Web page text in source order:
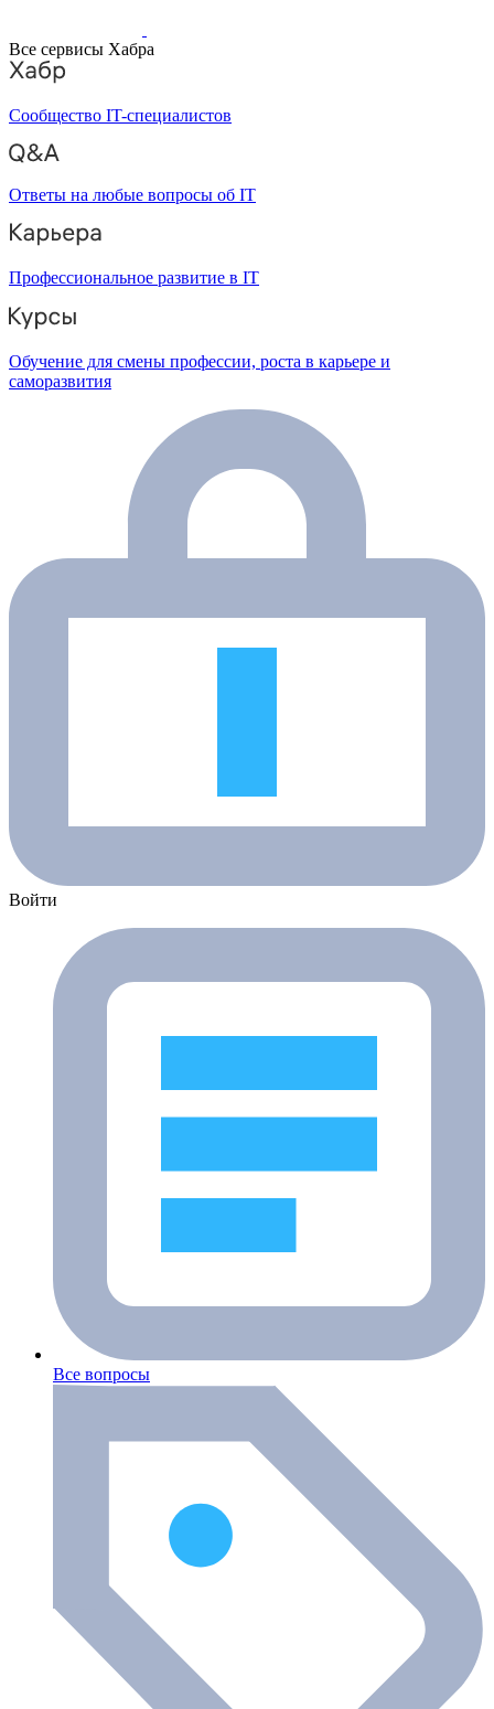
Все сервисы Хабра
Сообщество IT-специалистов
Ответы на любые вопросы об IT
Профессиональное развитие в IT
Обучение для смены профессии, роста в карьере и
саморазвития
Войти
Все вопросы